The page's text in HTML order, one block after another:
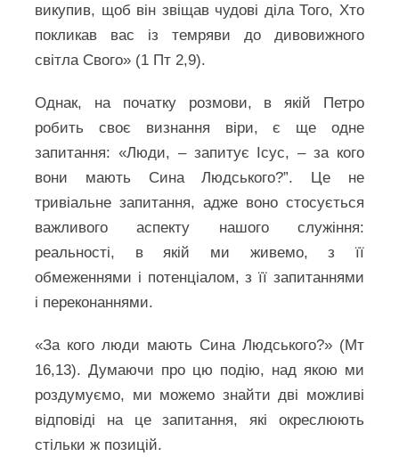
викупив, щоб він звіщав чудові діла Того, Хто
покликав вас із темряви до дивовижного
світла Свого» (1 Пт 2,9).
Однак, на початку розмови, в якій Петро
робить своє визнання віри, є ще одне
запитання: «Люди, – запитує Ісус, – за кого
вони мають Сина Людського?”. Це не
тривіальне запитання, адже воно стосується
важливого аспекту нашого служіння:
реальності, в якій ми живемо, з її
обмеженнями і потенціалом, з її запитаннями
і переконаннями.
«За кого люди мають Сина Людського?» (Мт
16,13). Думаючи про цю подію, над якою ми
роздумуємо, ми можемо знайти дві можливі
відповіді на це запитання, які окреслюють
стільки ж позицій.